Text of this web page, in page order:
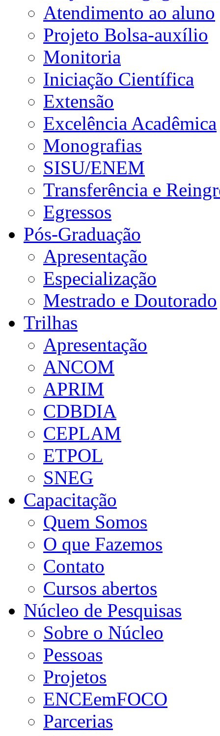
Atendimento ao aluno
Projeto Bolsa-auxílio
Monitoria
Iniciação Científica
Extensão
Excelência Acadêmica
Monografias
SISU/ENEM
Transferência e
Egressos
Pós-Graduação
Apresentação
Especialização
Mestrado e Doutorado
Trilhas
Apresentação
ANCOM
APRIM
CDBDIA
CEPLAM
ETPOL
SNEG
Capacitação
Quem Somos
O que Fazemos
Contato
Cursos abertos
Núcleo de Pesquisas
Sobre o Núcleo
Pessoas
Projetos
ENCEemFOCO
Parcerias